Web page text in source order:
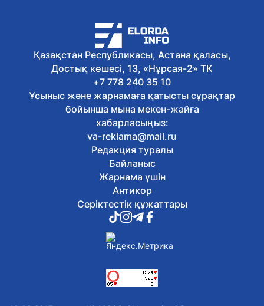
Астанада партиялар сайлауалды үгіт
жұмыстарын жалғастырды
7 тамыз, 2026
Қазақстан таеквондодан
Индонезиядағы халықаралық
турнирде төрт медальға ие болды
7 тамыз, 2026
Мемлекет басшысы кинорежиссер
Ардақ Әмірқұловтың отбасына көңіл
айтты
7 тамыз, 2026
Әкімдіктер талапкерлерге 2 мыңнан
астам грант бөлді
7 тамыз, 2026
«Тәуелсіздік ұрпақтары – 2026»
грантының иегерлері анықталды
7 тамыз, 2026
Президент Солтүстік Қазақстан
облысының 90 жылдығымен
құттықтады
Қазақстанда аккредиттеу
цифрландырылып жатыр
Қазақстан Республикасы, Астана қаласы,
Достық көшесі, 13, «Нұрсая-2» ТК
+7 778 240 35 10
Ұсыныс және жарнамаға қатысты сұрақтар
бойынша мына мекен-жайға
хабарласыңыз:
va-reklama@mail.ru
Редакция туралы
Байланыс
Жарнама үшін
Антикор
Серіктестік құжаттары